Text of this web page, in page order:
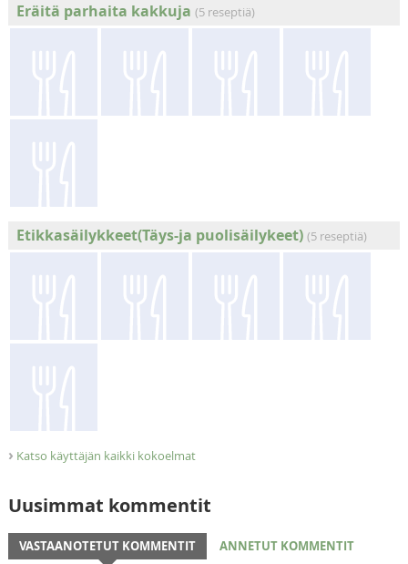
Eräitä parhaita kakkuja (5 reseptiä)
Etikkasäilykkeet(Täys-ja puolisäilykeet) (5 reseptiä)
› Katso käyttäjän kaikki kokoelmat
Uusimmat kommentit
VASTAANOTETUT KOMMENTIT ANNETUT KOMMENTIT